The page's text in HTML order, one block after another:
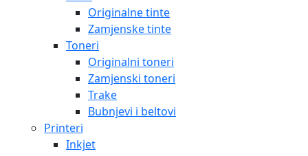
Originalne tinte
Zamjenske tinte
Toneri
Originalni toneri
Zamjenski toneri
Trake
Bubnjevi i beltovi
Printeri
Inkjet